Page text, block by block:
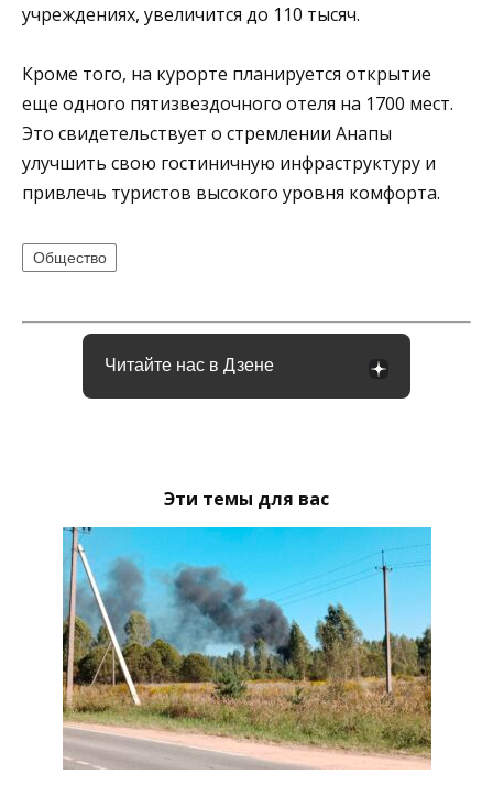
учреждениях, увеличится до 110 тысяч.
Кроме того, на курорте планируется открытие
еще одного пятизвездочного отеля на 1700 мест.
Это свидетельствует о стремлении Анапы
улучшить свою гостиничную инфраструктуру и
привлечь туристов высокого уровня комфорта.
Общество
Читайте нас в Дзене
Эти темы для вас